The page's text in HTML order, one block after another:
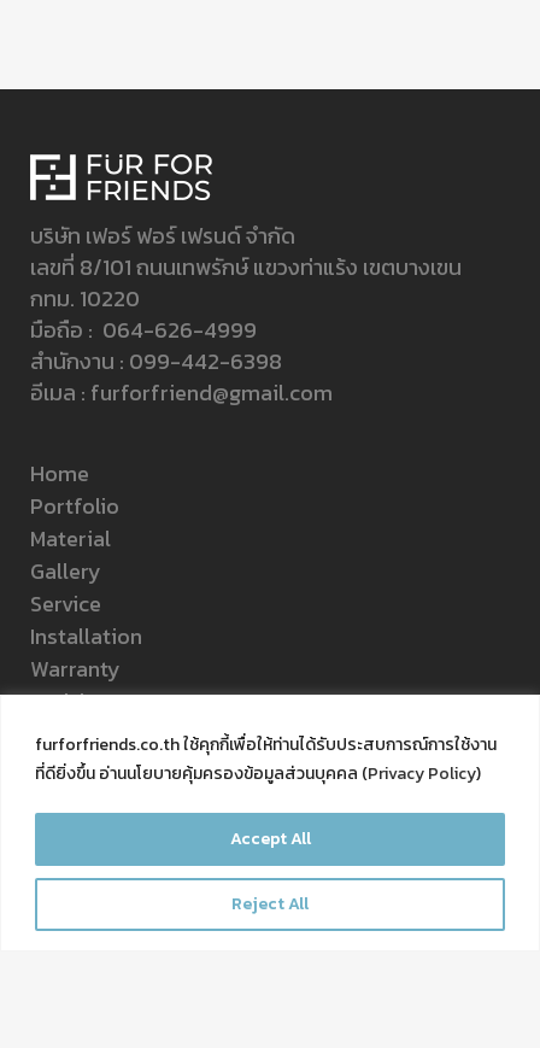
furforfriends.co.th ใช้คุกกี้เพื่อให้ท่านได้รับประสบการณ์การใช้งาน
ที่ดียิ่งขึ้น อ่านนโยบายคุ้มครองข้อมูลส่วนบุคคล (Privacy Policy)
Reject All
Accept All
บริษัท เฟอร์ ฟอร์ เฟรนด์ จำกัด
เลขที่ 8/101 ถนนเทพรักษ์ แขวงท่าแร้ง เขตบางเขน
กทม. 10220
มือถือ : 064-626-4999
สำนักงาน : 099-442-6398
อีเมล : furforfriend@gmail.com
Home
Portfolio
Material
Gallery
Service
Installation
Warranty
Article
About Us
Q&A